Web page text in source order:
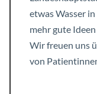
etwas Wasser
mehr gute
Wir freuen uns
von